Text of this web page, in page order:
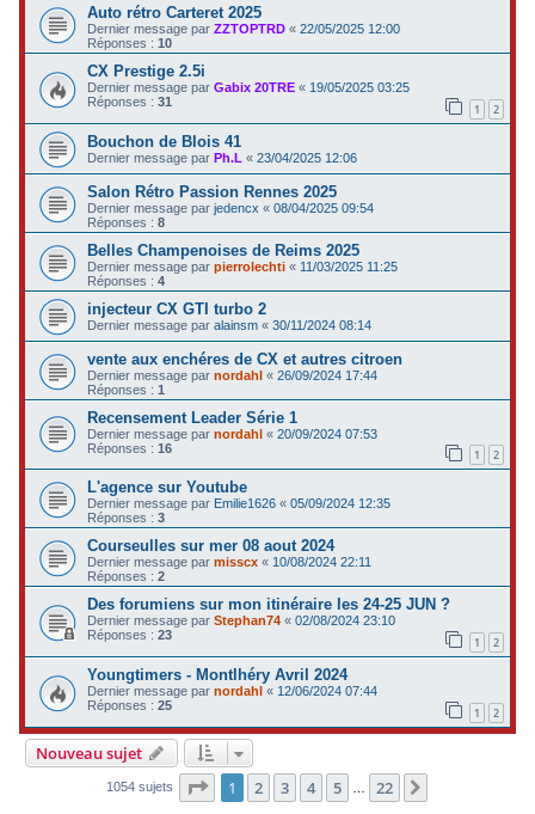
Auto rétro Carteret 2025
Dernier message parZZTOPTRD «22/05/2025 12:00
Réponses :10
CX Prestige 2.5i
Dernier message parGabix 20TRE « 19/05/2025 03:25
Réponses :31 1 2
Bouchon de Blois 41
Dernier message parPh.L «23/04/2025 12:06
Salon Rétro Passion Rennes 2025
Dernier message parjedencx «08/04/2025 09:54
Réponses :8
Belles Champenoises de Reims 2025
Dernier message parpierrolechti « 11/03/2025 11:25
Réponses :4
injecteur CX GTI turbo 2
Dernier message paralainsm «30/11/2024 08:14
vente aux enchéres de CX et autres citroen
Dernier message parnordahl «26/09/2024 17:44
Réponses :1
Recensement Leader Série 1
Dernier message parnordahl «20/09/2024 07:53
Réponses :16 1 2
L'agence sur Youtube
Dernier message par Emilie1626 «05/09/2024 12:35
Réponses :3
Courseulles sur mer 08 aout 2024
Dernier message parmisscx « 10/08/2024 22:11
Réponses :2
Des forumiens sur mon itinéraire les 24-25 JUN ?
Dernier message parStephan74 «02/08/2024 23:10
Réponses :23 1 2
Youngtimers - Montlhéry Avril 2024
Dernier message parnordahl « 12/06/2024 07:44
Réponses :25 1 2
Nouveau sujet
1054 sujets Page 1sur22
1 2 3 4 5 22